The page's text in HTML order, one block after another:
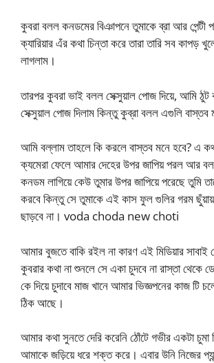
কুবরা বলল কনডমের বিঞাপনে তুমাকে ব্রা আর
ক্যারিয়ার এঁর কথা চিন্তা করে তারা তারি সব কাপড়
লাগলাম।
তারপর কুবরা ভাই বলল সেক্সুয়াল পোজ দিয়ে, আমি ঠুট
সেক্সুয়াল পোজ দিলাম কিন্তু কুব্রা বলল এগুলি বাস্তব
আমি বল্লাম তাহলে কি করলে বাস্তব মনে হবে? এ
ক্যমেরা ফেলে আমার দেহের উপর জাপিয় পরল আর
কনডম লাগিয়ে কেউ তুমার উপর জাপিয়ে পরেছে তুমি
করবে কিন্তু সে তুমাকে এই কাস ফুল গুলির গরম ছুঁয়ায়
ছাড়বে না। voda choda new choti
আমার বুজতে বাকি রইল না কারণ এই মিডিয়ার
কুবরার কথা না শুনলে সে একা চুদবে না রাস্তা থেকে
কে দিয়ে চুদাবে মাজ খানে আমার ভিজ্ঞপনের কাজ টি
ঠিক আছে।
আমার কথা সুনতে দেরি করেনি ঠোঁটে গভীর একটা চুমা
আমাকে জড়িয়ে ধরে শক্ত করে। এবার উনি নিজের